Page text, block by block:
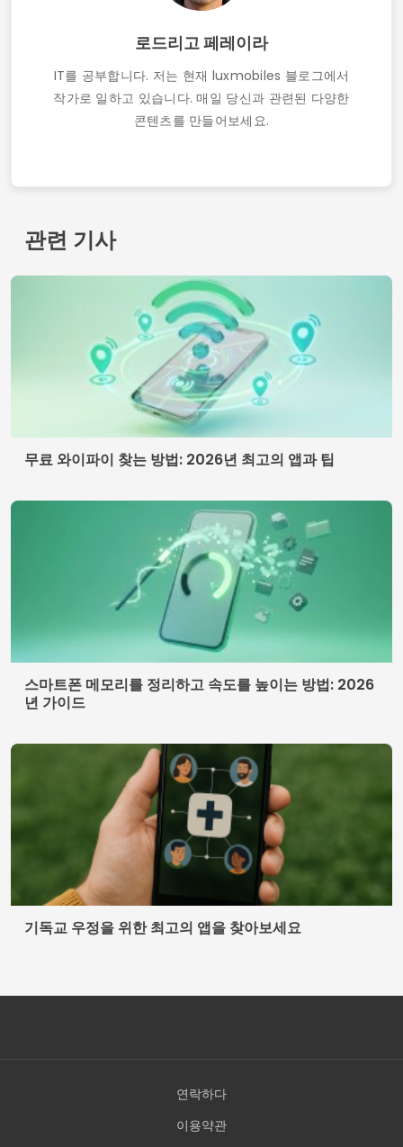
로드리고 페레이라
IT를 공부합니다. 저는 현재 luxmobiles 블로그에서
작가로 일하고 있습니다. 매일 당신과 관련된 다양한
콘텐츠를 만들어보세요.
관련 기사
무료 와이파이 찾는 방법: 2026년 최고의 앱과 팁
스마트폰 메모리를 정리하고 속도를 높이는 방법: 2026
년 가이드
기독교 우정을 위한 최고의 앱을 찾아보세요
연락하다
이용약관